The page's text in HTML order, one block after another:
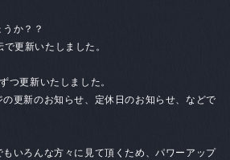
か？？
更新いたしました。
つ更新いたしました。
更新のお知らせ、定休日のお知らせ、などで
いろんな方々に見て頂くため、パワーアップ